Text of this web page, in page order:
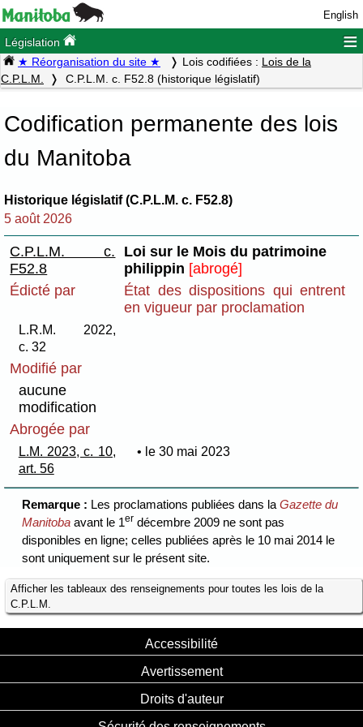
English
Législation ≡
★ Réorganisation du site ★ Lois codifiées : Lois de la
C.P.L.M.
C.P.L.M. c. F52.8 (historique législatif)
Codification permanente des lois
du Manitoba
Historique législatif (C.P.L.M. c. F52.8)
5 août 2026
C.P.L.M. c.
F52.8
Loi sur le Mois du patrimoine
philippin [abrogé]
Édicté par
État des dispositions qui entrent
en vigueur par proclamation
L.R.M. 2022,
c. 32
Modifié par
aucune
modification
Abrogée par
L.M. 2023, c. 10,
art. 56
• le 30 mai 2023
Remarque : Les proclamations publiées dans laGazette du
Manitoba avant le 1er décembre 2009 ne sont pas
disponibles en ligne; celles publiées après le 10 mai 2014 le
sont uniquement sur le présent site.
Afficher les tableaux des renseignements pour toutes les lois de la
C.P.L.M.
Accessibilité
Avertissement
Droits d'auteur